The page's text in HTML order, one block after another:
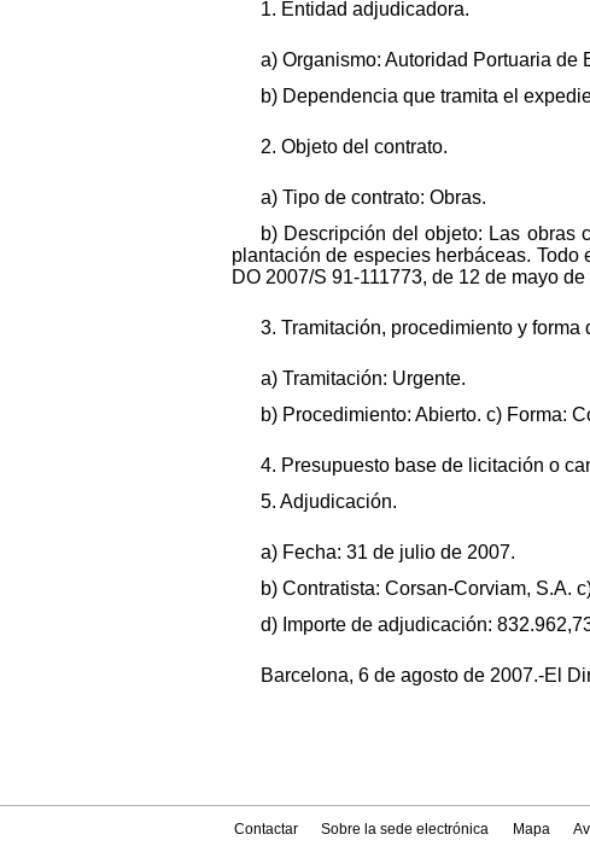
1. Entidad adjudicadora.
a) Organismo: Autoridad Portuaria de
b) Dependencia que tramita el
2. Objeto del contrato.
a) Tipo de contrato: Obras.
b) Descripción del objeto: Las obras
plantación de especies herbáceas.
DO 2007/S 91-111773, de 12 de mayo
3. Tramitación, procedimiento y forma
a) Tramitación: Urgente.
b) Procedimiento: Abierto. c) Forma:
4. Presupuesto base de licitación o
5. Adjudicación.
a) Fecha: 31 de julio de 2007.
b) Contratista: Corsan-Corviam, S.A.
d) Importe de adjudicación:
Barcelona, 6 de agosto de 2007.-El
Contactar Sobre la sede electrónica Mapa